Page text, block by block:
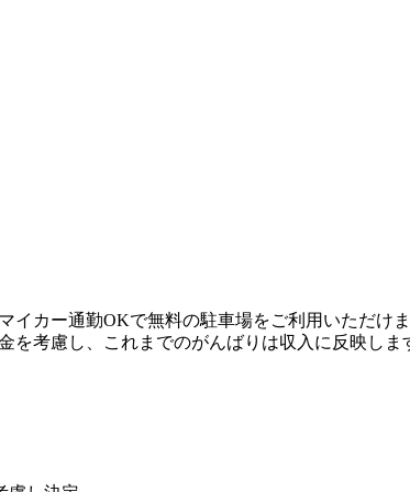
カー通勤OKで無料の駐車場をご利用いただけま
考慮し、これまでのがんばりは収入に反映し